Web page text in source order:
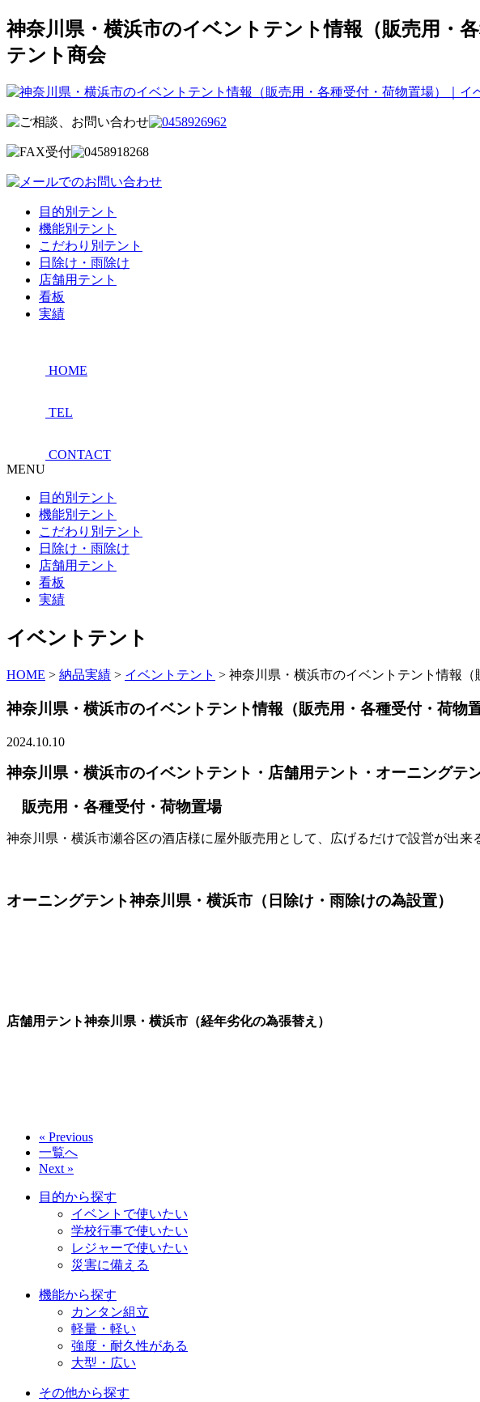
神奈川県・横浜市のイベントテント情報（販売用・
テント商会
目的別テント
機能別テント
こだわり別テント
日除け・雨除け
店舗用テント
看板
実績
HOME
TEL
CONTACT
MENU
目的別テント
機能別テント
こだわり別テント
日除け・雨除け
店舗用テント
看板
実績
イベントテント
HOME > 納品実績 > イベントテント > 神奈川県・横浜市のイベントテント情報（
神奈川県・横浜市のイベントテント情報（販売用・各種受付・荷物置
2024.10.10
神奈川県・横浜市のイベントテント・店舗用テント・オーニングテ
販売用・各種受付・荷物置場
神奈川県・横浜市瀬谷区の酒店様に屋外販売用として、広げるだけで設営が出来
オーニングテント神奈川県・横浜市（日除け・雨除けの為設置）
店舗用テント神奈川県・横浜市（経年劣化の為張替え）
« Previous
一覧へ
Next »
目的から探す
イベントで使いたい
学校行事で使いたい
レジャーで使いたい
災害に備える
機能から探す
カンタン組立
軽量・軽い
強度・耐久性がある
大型・広い
その他から探す